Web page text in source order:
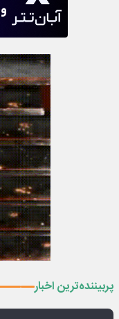
پربیننده‌ترین اخبار